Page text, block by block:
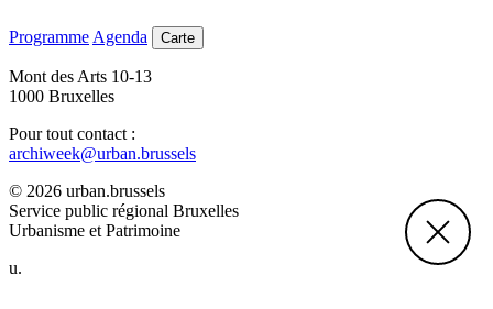
Programme Agenda Carte
Mont des Arts 10-13
1000 Bruxelles
Pour tout contact :
archiweek@urban.brussels
© 2026 urban.brussels
Service public régional Bruxelles
Urbanisme et Patrimoine
u.